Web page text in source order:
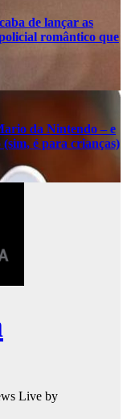
de lançar as
romântico que
da Nintendo – e
é para crianças)
Live by